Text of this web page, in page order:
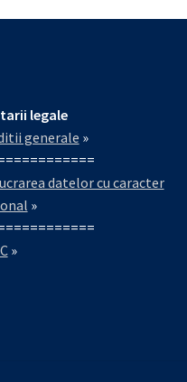
legale
generale »
datelor cu caracter
»
»